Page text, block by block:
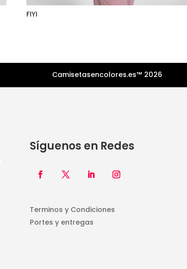
FIYI
Camisetasencolores.es™ 2026
Síguenos en Redes
Terminos y Condiciones
Portes y entregas